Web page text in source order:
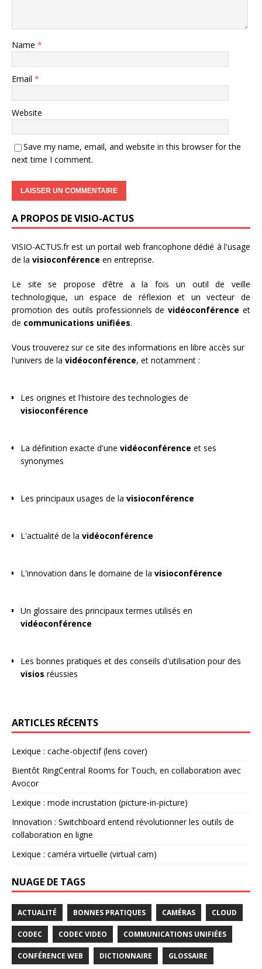
Name *
Email *
Website
Save my name, email, and website in this browser for the
next time I comment.
A PROPOS DE VISIO-ACTUS
VISIO-ACTUS.frest un portail web francophone dédié à l'usage
de la visioconférence en entreprise.
Le site se propose d’être a la fois un outil de veille
technologique, un espace de réflexion et un vecteur de
promotion des outils professionnels devidéoconférence et
de communications unifiées.
Vous trouverez sur ce site des informations en libre accès sur
l'univers de la vidéoconférence, et notamment :
Les origines et l'histoire des technologies de
visioconférence
La définition exacte d'une vidéoconférence et ses
synonymes
Les principaux usages de la visioconférence
L'actualité de la vidéoconférence
L'innovation dans le domaine de la visioconférence
Un glossaire des principaux termes utilisés en
vidéoconférence
Les bonnes pratiques et des conseils d'utilisation pour des
visios réussies
ARTICLES RÉCENTS
Lexique : cache-objectif (lens cover)
Bientôt RingCentral Rooms for Touch, en collaboration avec
Avocor
Lexique : mode incrustation (picture-in-picture)
Innovation : Switchboard entend révolutionner les outils de
collaboration en ligne
Lexique : caméra virtuelle (virtual cam)
NUAGE DE TAGS
ACTUALITÉ BONNES PRATIQUES CAMÉRAS CLOUD
CODEC CODEC VIDEO COMMUNICATIONS UNIFIÉES
CONFÉRENCE WEB DICTIONNAIRE GLOSSAIRE